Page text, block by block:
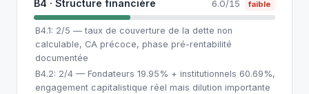
B4 · Structure financière 6.0/15 faible
B4.1: 2/5 — taux de couverture de la dette non
calculable, CA précoce, phase pré-rentabilité
documentée
B4.2: 2/4 — Fondateurs 19.95% + institutionnels 60.69%,
engagement capitalistique réel mais dilution importante